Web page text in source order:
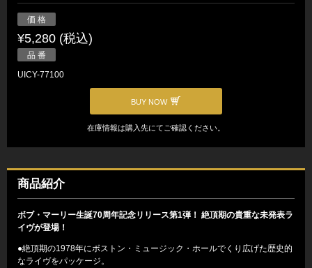
価 格
¥5,280 (税込)
品 番
UICY-77100
BUY NOW
在庫情報は購入先にてご確認ください。
商品紹介
ボブ・マーリー生誕70周年記念リリース第1弾！ 絶頂期の貴重な未発表ラ
イヴが登場！
●絶頂期の1978年にボストン・ミュージック・ホールでくり広げた歴史的
なライヴをパッケージ。